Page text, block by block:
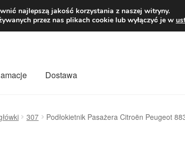
zł
Dostawa
307 Podłokietnik Pasażera Citroën Peugeot
najlepszą jakość korzystania z naszej witryny.
przez nas plikach cookie lub wyłączyć je w